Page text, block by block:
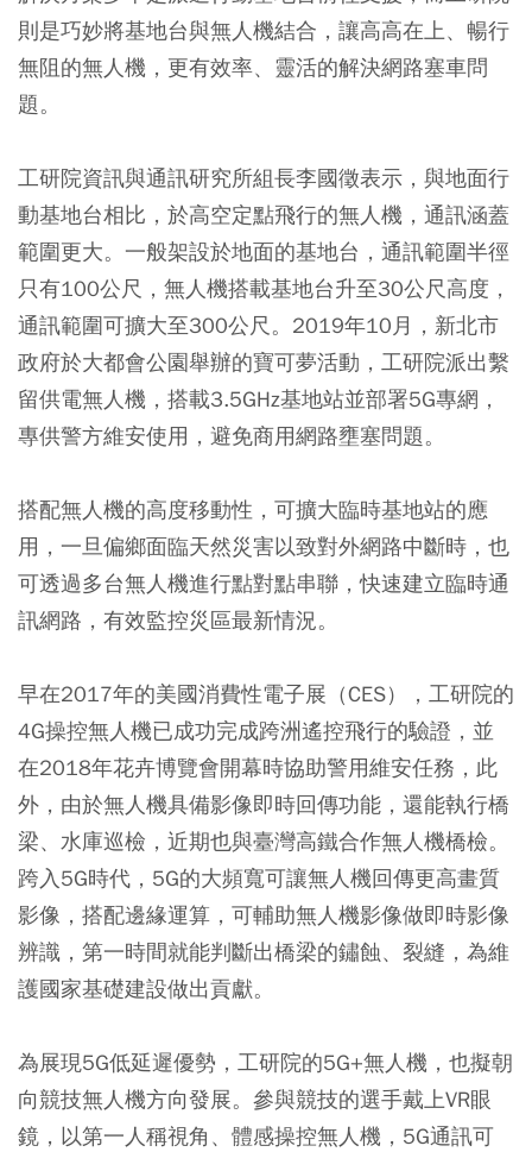
則是巧妙將基地台與無人機結合，讓高高在上、暢行
無阻的無人機，更有效率、靈活的解決網路塞車問
題。
工研院資訊與通訊研究所組長李國徵表示，與地面行
動基地台相比，於高空定點飛行的無人機，通訊涵蓋
範圍更大。一般架設於地面的基地台，通訊範圍半徑
只有100公尺，無人機搭載基地台升至30公尺高度，
通訊範圍可擴大至300公尺。2019年10月，新北市
政府於大都會公園舉辦的寶可夢活動，工研院派出繫
留供電無人機，搭載3.5GHz基地站並部署5G專網，
專供警方維安使用，避免商用網路壅塞問題。
搭配無人機的高度移動性，可擴大臨時基地站的應
用，一旦偏鄉面臨天然災害以致對外網路中斷時，也
可透過多台無人機進行點對點串聯，快速建立臨時通
訊網路，有效監控災區最新情況。
早在2017年的美國消費性電子展（CES），工研院的
4G操控無人機已成功完成跨洲遙控飛行的驗證，並
在2018年花卉博覽會開幕時協助警用維安任務，此
外，由於無人機具備影像即時回傳功能，還能執行橋
梁、水庫巡檢，近期也與臺灣高鐵合作無人機橋檢。
跨入5G時代，5G的大頻寬可讓無人機回傳更高畫質
影像，搭配邊緣運算，可輔助無人機影像做即時影像
辨識，第一時間就能判斷出橋梁的鏽蝕、裂縫，為維
護國家基礎建設做出貢獻。
為展現5G低延遲優勢，工研院的5G+無人機，也擬朝
向競技無人機方向發展。參與競技的選手戴上VR眼
鏡，以第一人稱視角、體感操控無人機，5G通訊可